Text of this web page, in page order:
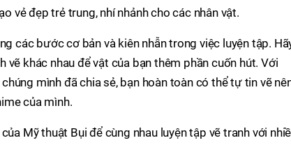
vẻ đẹp trẻ trung, nhí nhảnh cho các nhân vật.
các bước cơ bản và kiên nhẫn trong việc luyện tập.
khác nhau để vật của bạn thêm phần cuốn hút. Với
mình đã chia sẻ, bạn hoàn toàn có thể tự tin vẽ
của mình.
Mỹ thuật Bụi để cùng nhau luyện tập vẽ tranh với